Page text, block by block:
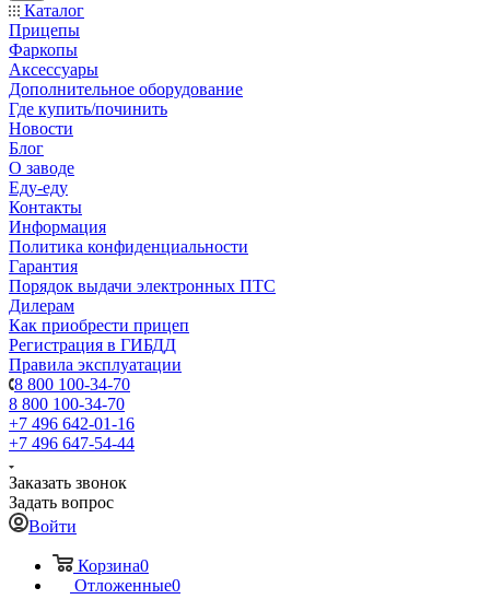
Каталог
Прицепы
Фаркопы
Аксессуары
Дополнительное оборудование
Где купить/починить
Новости
Блог
О заводе
Еду-еду
Контакты
Информация
Политика конфиденциальности
Гарантия
Порядок выдачи электронных ПТС
Дилерам
Как приобрести прицеп
Регистрация в ГИБДД
Правила эксплуатации
8 800 100-34-70
8 800 100-34-70
+7 496 642-01-16
+7 496 647-54-44
Заказать звонок
Задать вопрос
Войти
Корзина0
Отложенные0